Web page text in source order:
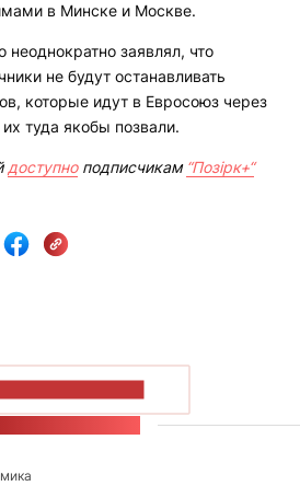
в Минске и Москве.
заявлял, что
не будут останавливать
которые идут в Евросоюз через
туда якобы позвали.
доступноподписчикам “Позірк+“